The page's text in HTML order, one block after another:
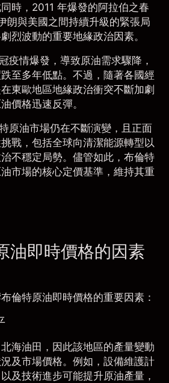
時，2011 年爆發的阿拉伯之春
朗與美國之間持續升級的緊張局
烈波動的重要地緣政治因素。
疫情爆發，導致原油需求驟降，
至多年低點。不過，隨著各國經
東歐地區地緣政治衝突不斷加劇
價格迅速反彈。
原油市場仍在不斷演變，且正面
戰，包括全球向清潔能源轉型以
不穩定局勢。儘管如此， 布倫特
市場的核心定價基準，維持其重
油即時價格的因素
倫特原油即時價格的重要因素：
海油田，因此該地區的產量變動
及市場價格。例如，設備維護計
及技術進步可能提升原油產量，